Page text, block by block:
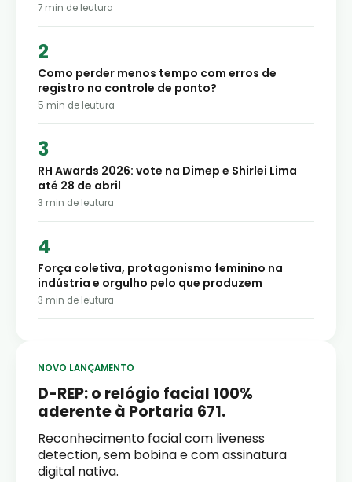
7 min de leutura
Como perder menos tempo com erros de
registro no controle de ponto?
5 min de leutura
RH Awards 2026: vote na Dimep e Shirlei Lima
até 28 de abril
3 min de leutura
Força coletiva, protagonismo feminino na
indústria e orgulho pelo que produzem
3 min de leutura
NOVO LANÇAMENTO
D-REP: o relógio facial 100%
aderente à Portaria 671.
Reconhecimento facial com liveness
detection, sem bobina e com assinatura
digital nativa.